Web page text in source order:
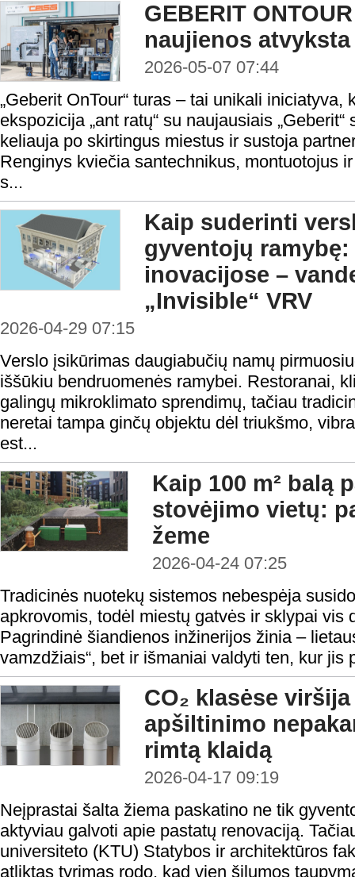
GEBERIT
naujienos
2026-05-07 07:44
„Geberit OnTour“ turas – tai unikali
ekspozicija „ant ratų“ su naujausiais
keliauja po skirtingus miestus ir sustoja
Renginys kviečia santechnikus, montuotojus
s...
Kaip suderinti
gyventojų
inovacijose –
„Invisible“ VRV
2026-04-29 07:15
Verslo įsikūrimas daugiabučių namų
iššūkiu bendruomenės ramybei. Restoranai,
galingų mikroklimato sprendimų, tačiau
neretai tampa ginčų objektu dėl triukšmo,
est...
Kaip 100 m² balą
stovėjimo vietų:
žeme
2026-04-24 07:25
Tradicinės nuotekų sistemos nebespėja
apkrovomis, todėl miestų gatvės ir sklypai vis
Pagrindinė šiandienos inžinerijos žinia –
vamzdžiais“, bet ir išmaniai valdyti ten, kur jis
CO₂ klasėse
apšiltinimo
rimtą klaidą
2026-04-17 09:19
Neįprastai šalta žiema paskatino ne tik
aktyviau galvoti apie pastatų renovaciją.
universiteto (KTU) Statybos ir architektūros
atliktas tyrimas rodo, kad vien šilumos